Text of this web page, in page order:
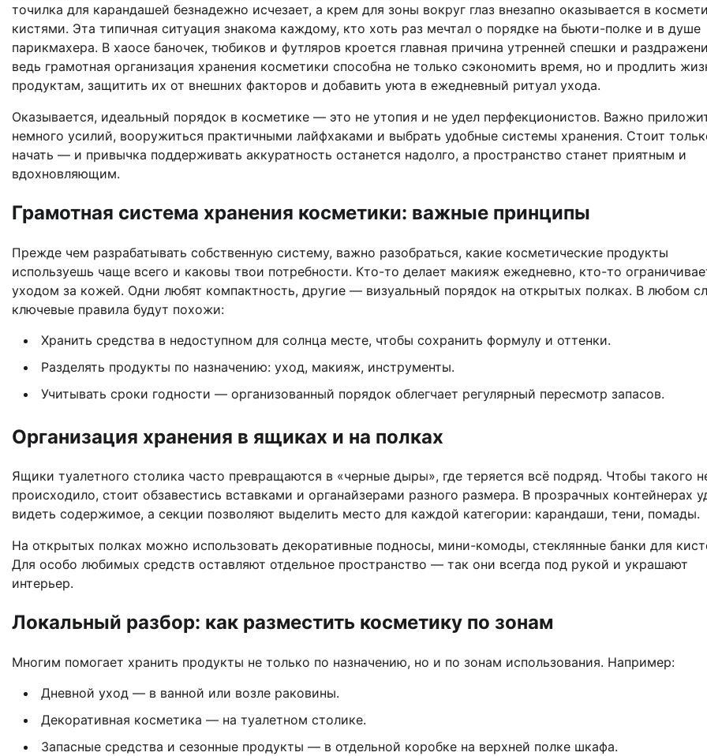
точилка для карандашей безнадежно исчезает, а крем для зоны вокруг глаз внезапно оказывается в
кистями. Эта типичная ситуация знакома каждому, кто хоть раз мечтал о порядке на бьюти-полке и в душе
парикмахера. В хаосе баночек, тюбиков и футляров кроется главная причина утренней спешки и
ведь грамотная организация хранения косметики способна не только сэкономить время, но и продлить
продуктам, защитить их от внешних факторов и добавить уюта в ежедневный ритуал ухода.
Оказывается, идеальный порядок в косметике — это не утопия и не удел перфекционистов. Важно
немного усилий, вооружиться практичными лайфхаками и выбрать удобные системы хранения. Стоит
начать — и привычка поддерживать аккуратность останется надолго, а пространство станет приятным и
вдохновляющим.
Грамотная система хранения косметики: важные принципы
Прежде чем разрабатывать собственную систему, важно разобраться, какие косметические продукты
используешь чаще всего и каковы твои потребности. Кто-то делает макияж ежедневно, кто-то
уходом за кожей. Одни любят компактность, другие — визуальный порядок на открытых полках. В любом
ключевые правила будут похожи:
Хранить средства в недоступном для солнца месте, чтобы сохранить формулу и оттенки.
Разделять продукты по назначению: уход, макияж, инструменты.
Учитывать сроки годности — организованный порядок облегчает регулярный пересмотр запасов.
Организация хранения в ящиках и на полках
Ящики туалетного столика часто превращаются в «черные дыры», где теряется всё подряд. Чтобы такого
происходило, стоит обзавестись вставками и органайзерами разного размера. В прозрачных контейнерах
видеть содержимое, а секции позволяют выделить место для каждой категории: карандаши, тени, помады.
На открытых полках можно использовать декоративные подносы, мини-комоды, стеклянные банки для
Для особо любимых средств оставляют отдельное пространство — так они всегда под рукой и украшают
интерьер.
Локальный разбор: как разместить косметику по зонам
Многим помогает хранить продукты не только по назначению, но и по зонам использования. Например:
Дневной уход — в ванной или возле раковины.
Декоративная косметика — на туалетном столике.
Запасные средства и сезонные продукты — в отдельной коробке на верхней полке шкафа.